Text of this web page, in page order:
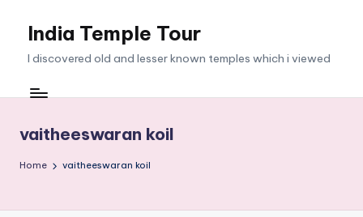
India Temple Tour
I discovered old and lesser known temples which i viewed
vaitheeswaran koil
Home vaitheeswaran koil